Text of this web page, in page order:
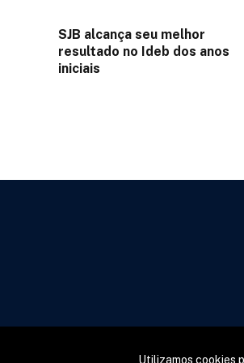
SJB alcança seu melhor
resultado no Ideb dos anos
iniciais
Utilizamos cookies